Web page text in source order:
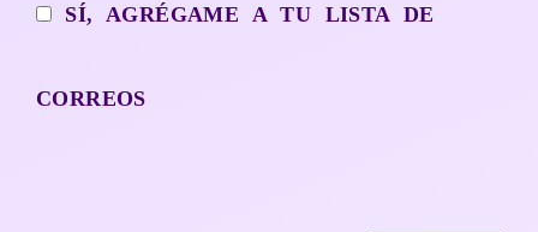
SÍ, AGRÉGAME A TU LISTA DE
CORREOS